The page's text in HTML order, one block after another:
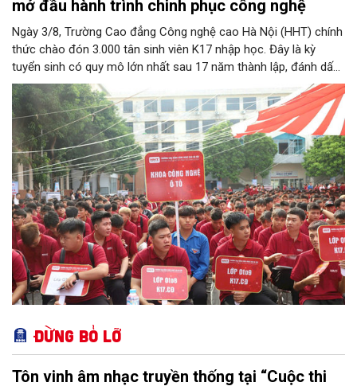
mở đầu hành trình chinh phục công nghệ
Ngày 3/8, Trường Cao đẳng Công nghệ cao Hà Nội (HHT) chính
thức chào đón 3.000 tân sinh viên K17 nhập học. Đây là kỳ
tuyển sinh có quy mô lớn nhất sau 17 năm thành lập, đánh dấu
bước chuyển mình quan trọng của nhà trường.
Đừng bỏ lỡ
Tôn vinh âm nhạc truyền thống tại “Cuộc thi